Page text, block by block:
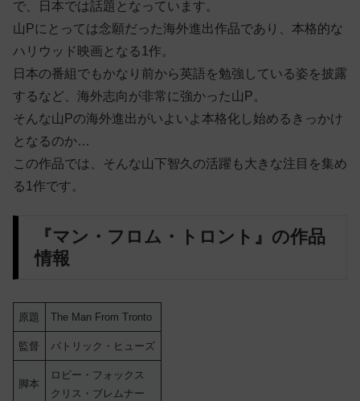
で、日本では話題となっています。
山Pにとっては念願だった海外進出作品であり、本格的な
ハリウッド映画となる1作。
日本の番組でもかなり前から英語を勉強している姿を披露
するなど、海外志向が非常に強かった山P。
そんな山Pの海外進出がいよいよ本格化し始めるきっかけ
となるのか…
この作品では、そんな山下智久の活躍も大きな注目を集め
る1作です。
『マン・フロム・トロント』の作品
情報
原題 The Man From Tronto
監督 パトリック・ヒューズ
脚本
ロビー・フォックス
クリス・ブレムナー